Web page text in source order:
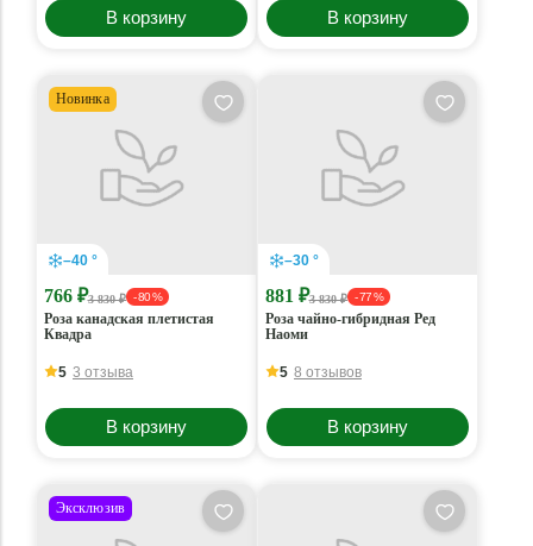
В корзину В корзину
Новинка
–40 °
766 ₽3 830 ₽ - 80 %
Роза канадская плетистая
Квадра
5 3 отзыва
В корзину
–30 °
881 ₽3 830 ₽ - 77 %
Роза чайно-гибридная Ред
Наоми
5 8 отзывов
В корзину
Эксклюзив